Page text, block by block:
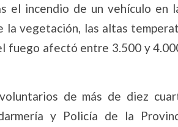
el incendio de un vehículo en
la vegetación, las altas
fuego afectó entre 3.500 y
de más de diez
y Policía de la